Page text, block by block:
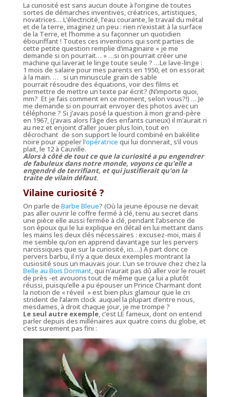
La curiosité est sans aucun doute à l’origine de toutes
sortes de démarches inventives, créatrices, artistiques,
novatrices… L’électricité, l’eau courante, le travail du métal
et de la terre, imaginez un peu : rien n’existait à la surface
de la Terre, et l’homme a su façonner un quotidien
ébouriffant ! Toutes ces inventions qui sont parties de
cette petite question remplie d’imaginaire « je me
demande si on pourrait… » …si on pourrait créer une
machine qui laverait le linge toute seule ? …Le lave-linge :
1 mois de salaire pour mes parents en 1950, et on essorait
à la main. … si un minuscule grain de sable
pourrait résoudre des équations, voir des films et
permettre de mettre un texte par écrit? (N’importe quoi,
mm? Et je fais comment en ce moment, selon vous?!) … Je
me demande si on pourrait envoyer des photos avec un
téléphone ? Si j’avais posé la question à mon grand-père
en 1967, (j’avais alors l’âge des enfants curieux) il m’aurait ri
au nez et enjoint d’aller jouer plus loin, tout en
décrochant de son support le lourd combiné en bakélite
noire pour appeler l‘opératrice qui lui donnerait, s’il vous
plait, le 12 à Cauville.
Alors à côté de tout ce que la curiosité a pu engendrer
de fabuleux dans notre monde, voyons ce qu’elle a
engendré de terrifiant, et qui justifierait qu’on la
traite de vilain défaut.
Vilaine curiosité ?
On parle de Barbe Bleue? (Où la jeune épouse ne devait
pas aller ouvrir le coffre fermé à clé, tenu au secret dans
une pièce elle aussi fermée à clé, pendant l’absence de
son époux qui le lui explique en détail en lui mettant dans
les mains les deux clés nécessaires : excusez-moi, mais il
me semble qu’on en apprend davantage sur les pervers
narcissiques que sur la curiosité, ici….)A part donc ce
pervers barbu, il n’y a que deux exemples montrant la
cusiosité sous un mauvais jour. L’un se trouve chez chez la
Belle au Bois Dormant, qui n’aurait pas dû aller voir le rouet
de près -et avouons tout de même que ça lui a plutôt
réussi, puisqu’elle a pu épouser un Prince Charmant dont
la notion de « réveil » est bien plus glamour que le cri
strident de l’alarm clock auquel la plupart d’entre nous,
mesdames, à droit chaque jour, je me trompe ?
Le seul autre exemple, c’est LE fameux, dont on entend
parler depuis des millénaires aux quatre coins du globe, et
c’est surement pas fini :